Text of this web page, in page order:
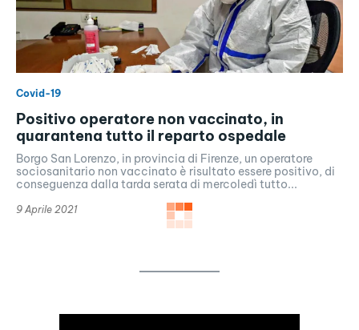
Covid-19
Positivo operatore non vaccinato, in
quarantena tutto il reparto ospedale
Borgo San Lorenzo, in provincia di Firenze, un operatore
sociosanitario non vaccinato è risultato essere positivo, di
conseguenza dalla tarda serata di mercoledì tutto...
9 Aprile 2021